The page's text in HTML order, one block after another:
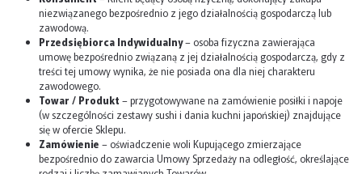
niezwiązanego bezpośrednio z jego działalnością gospodarczą lub
zawodową.
Przedsiębiorca Indywidualny– osoba fizyczna zawierająca
umowę bezpośrednio związaną z jej działalnością gospodarczą, gdy z
treści tej umowy wynika, że nie posiada ona dla niej charakteru
zawodowego.
Towar / Produkt – przygotowywane na zamówienie posiłki i napoje
(w szczególności zestawy sushi i dania kuchni japońskiej) znajdujące
się w ofercie Sklepu.
Zamówienie – oświadczenie woli Kupującego zmierzające
bezpośrednio do zawarcia Umowy Sprzedaży na odległość, określające